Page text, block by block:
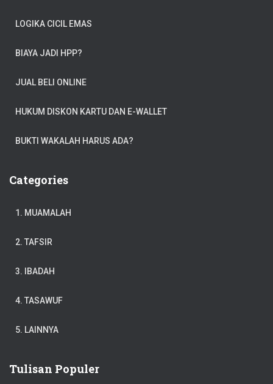
LOGIKA CICIL EMAS
BIAYA JADI HPP?
JUAL BELI ONLINE
HUKUM DISKON KARTU DAN E-WALLET
BUKTI WAKALAH HARUS ADA?
Categories
1. MUAMALAH
2. TAFSIR
3. IBADAH
4. TASAWUF
5. LAINNYA
Tulisan Populer